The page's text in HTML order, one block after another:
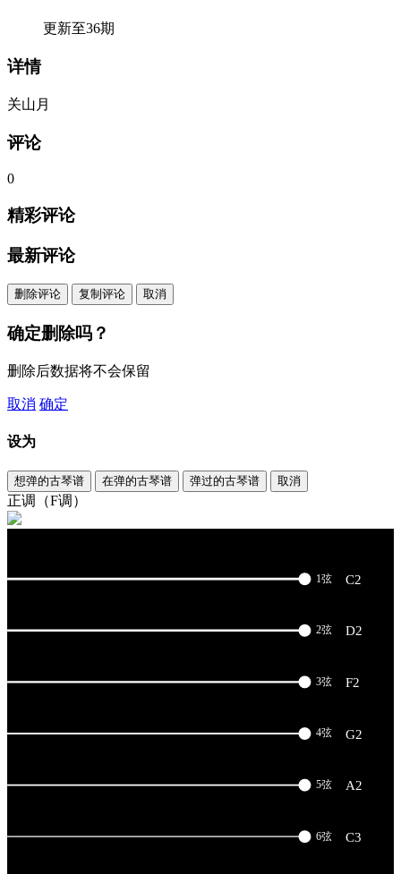
更新至36期
详情
关山月
评论
0
精彩评论
最新评论
删除评论 复制评论 取消
确定删除吗？
删除后数据将不会保留
取消 确定
设为
想弹的古琴谱 在弹的古琴谱 弹过的古琴谱 取消
正调（F调）